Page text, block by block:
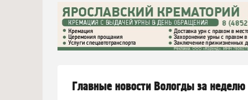
Главные новости Вологды за неделю